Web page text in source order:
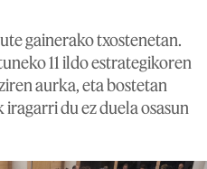
gainerako txostenetan.
11 ildo estrategikoren
aurka, eta bostetan
du ez duela osasun